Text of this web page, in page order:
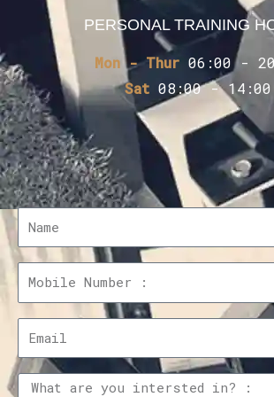
PERSONAL TRAINING
Mon - Thur 06:00 -
Sat 08:00 - 14:00